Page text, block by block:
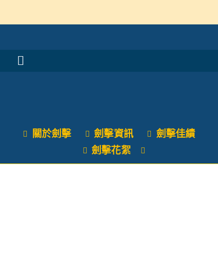
Toggle
學與教
校風及學生支援
關於劍擊 劍擊資訊
劍擊佳績
劍擊花絮